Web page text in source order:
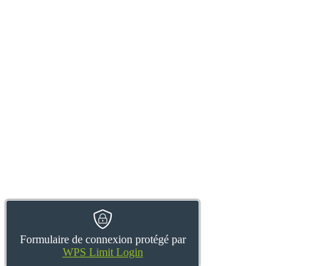
Formulaire de connexion protégé par
WPS Limit Login